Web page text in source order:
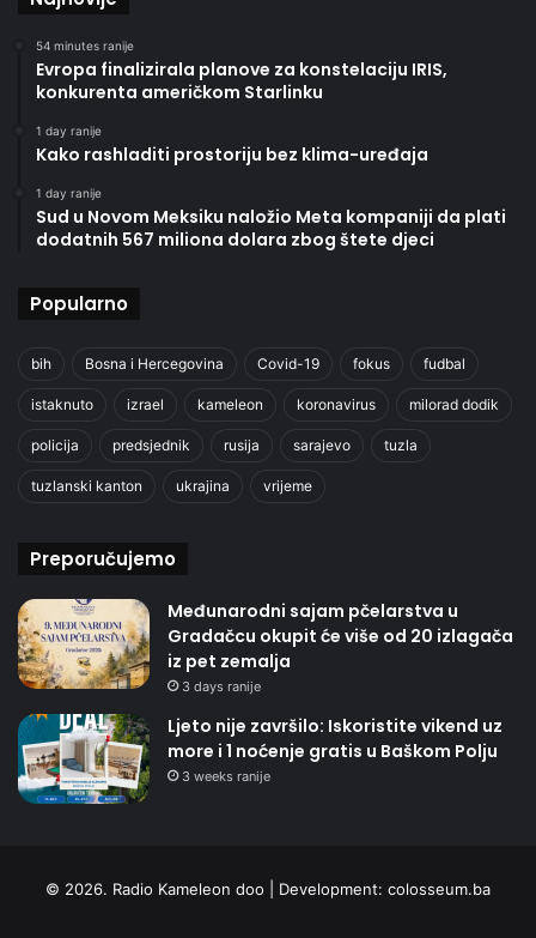
54 minutes ranije
Evropa finalizirala planove za konstelaciju IRIS,
konkurenta američkom Starlinku
1 day ranije
Kako rashladiti prostoriju bez klima-uređaja
1 day ranije
Sud u Novom Meksiku naložio Meta kompaniji da plati
dodatnih 567 miliona dolara zbog štete djeci
Popularno
bih Bosna i Hercegovina Covid-19 fokus fudbal
istaknuto izrael kameleon koronavirus milorad dodik
policija predsjednik rusija sarajevo tuzla
tuzlanski kanton ukrajina vrijeme
Preporučujemo
Međunarodni sajam pčelarstva u
Gradačcu okupit će više od 20 izlagača
iz pet zemalja
3 days ranije
Ljeto nije završilo: Iskoristite vikend uz
more i 1 noćenje gratis u Baškom Polju
3 weeks ranije
© 2026. Radio Kameleon doo | Development: colosseum.ba